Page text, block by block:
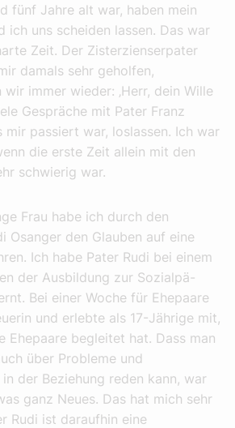
fünf Jahre alt war, haben mein
ich uns scheiden lassen. Das war
Zeit. Der Zisterzienserpater
damals sehr geholfen,
immer wieder: ‚Herr, dein Wille
Gespräche mit Pater Franz
mir passiert war, loslassen. Ich war
die erste Zeit allein mit den
schwierig war.
Frau habe ich durch den
Osanger den Glauben auf eine
Ich habe Pater Rudi bei einem
der Ausbildung zur Sozialpä-
Bei einer Woche für Ehepaare
und erlebte als 17-Jährige mit,
Ehepaare begleitet hat. Dass man
über Probleme und
der Beziehung reden kann, war
ganz Neues. Das hat mich sehr
Rudi ist daraufhin eine